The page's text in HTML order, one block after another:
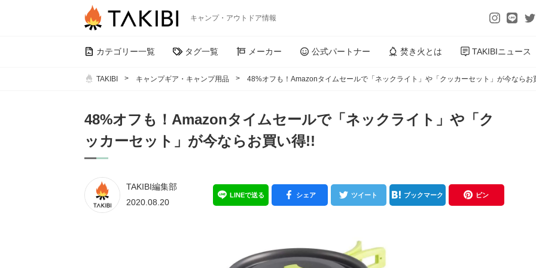
キャンプ・アウトドア情報
カテゴリー一覧 タグ一覧 メーカー 公式パートナー 焚き火とは TAKIBIニュース
TAKIBI キャンプギア・キャンプ用品 48%オフも！Amazonタイムセールで「ネックライト」や「クッカーセット」が今ならお
48%オフも！Amazonタイムセールで「ネックライト」や「ク
ッカーセット」が今ならお買い得!!
TAKIBI編集部
2020.08.20
LINEで送る シェア ツイート ブックマーク ピン